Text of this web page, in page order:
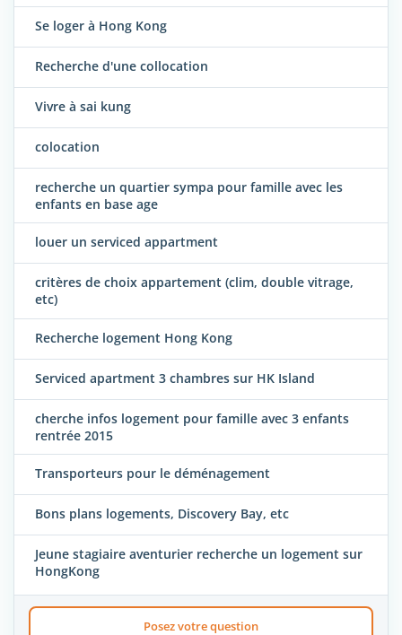
Se loger à Hong Kong
Recherche d'une collocation
Vivre à sai kung
colocation
recherche un quartier sympa pour famille avec les
enfants en base age
louer un serviced appartment
critères de choix appartement (clim, double vitrage,
etc)
Recherche logement Hong Kong
Serviced apartment 3 chambres sur HK Island
cherche infos logement pour famille avec 3 enfants
rentrée 2015
Transporteurs pour le déménagement
Bons plans logements, Discovery Bay, etc
Jeune stagiaire aventurier recherche un logement sur
HongKong
Posez votre question